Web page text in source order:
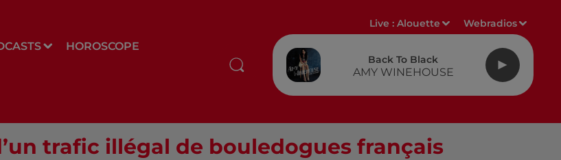
HOROSCOPE
Live :Alouette Webradios
Back To Black
AMY WINEHOUSE
trafic illégal de bouledogues français